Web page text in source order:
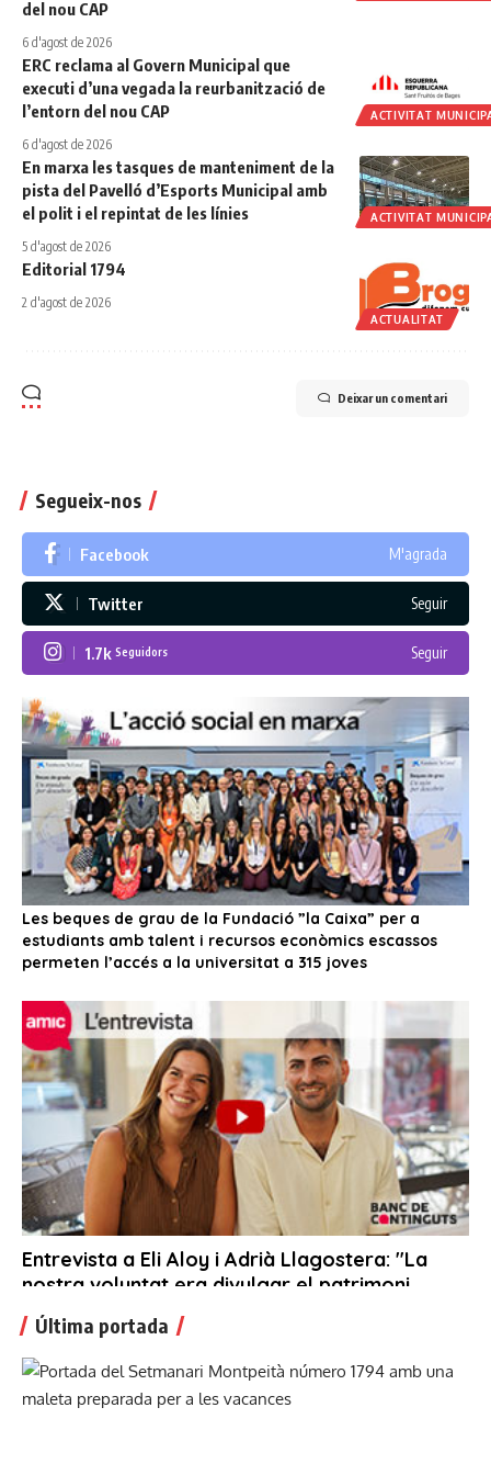
del nou CAP
6 d'agost de 2026
ACTIVITAT
ERC reclama al Govern Municipal que
executi d’una vegada la reurbanització de
l’entorn del nou CAP
6 d'agost de 2026
ACTIVITAT
En marxa les tasques de manteniment de la
pista del Pavelló d’Esports Municipal amb
el polit i el repintat de les línies
5 d'agost de 2026
ACTUALITAT
Editorial 1794
2 d'agost de 2026
Deixar un comentari
Segueix-nos
Facebook M'agrada
Twitter Seguir
1.7k Seguidors Seguir
Última portada